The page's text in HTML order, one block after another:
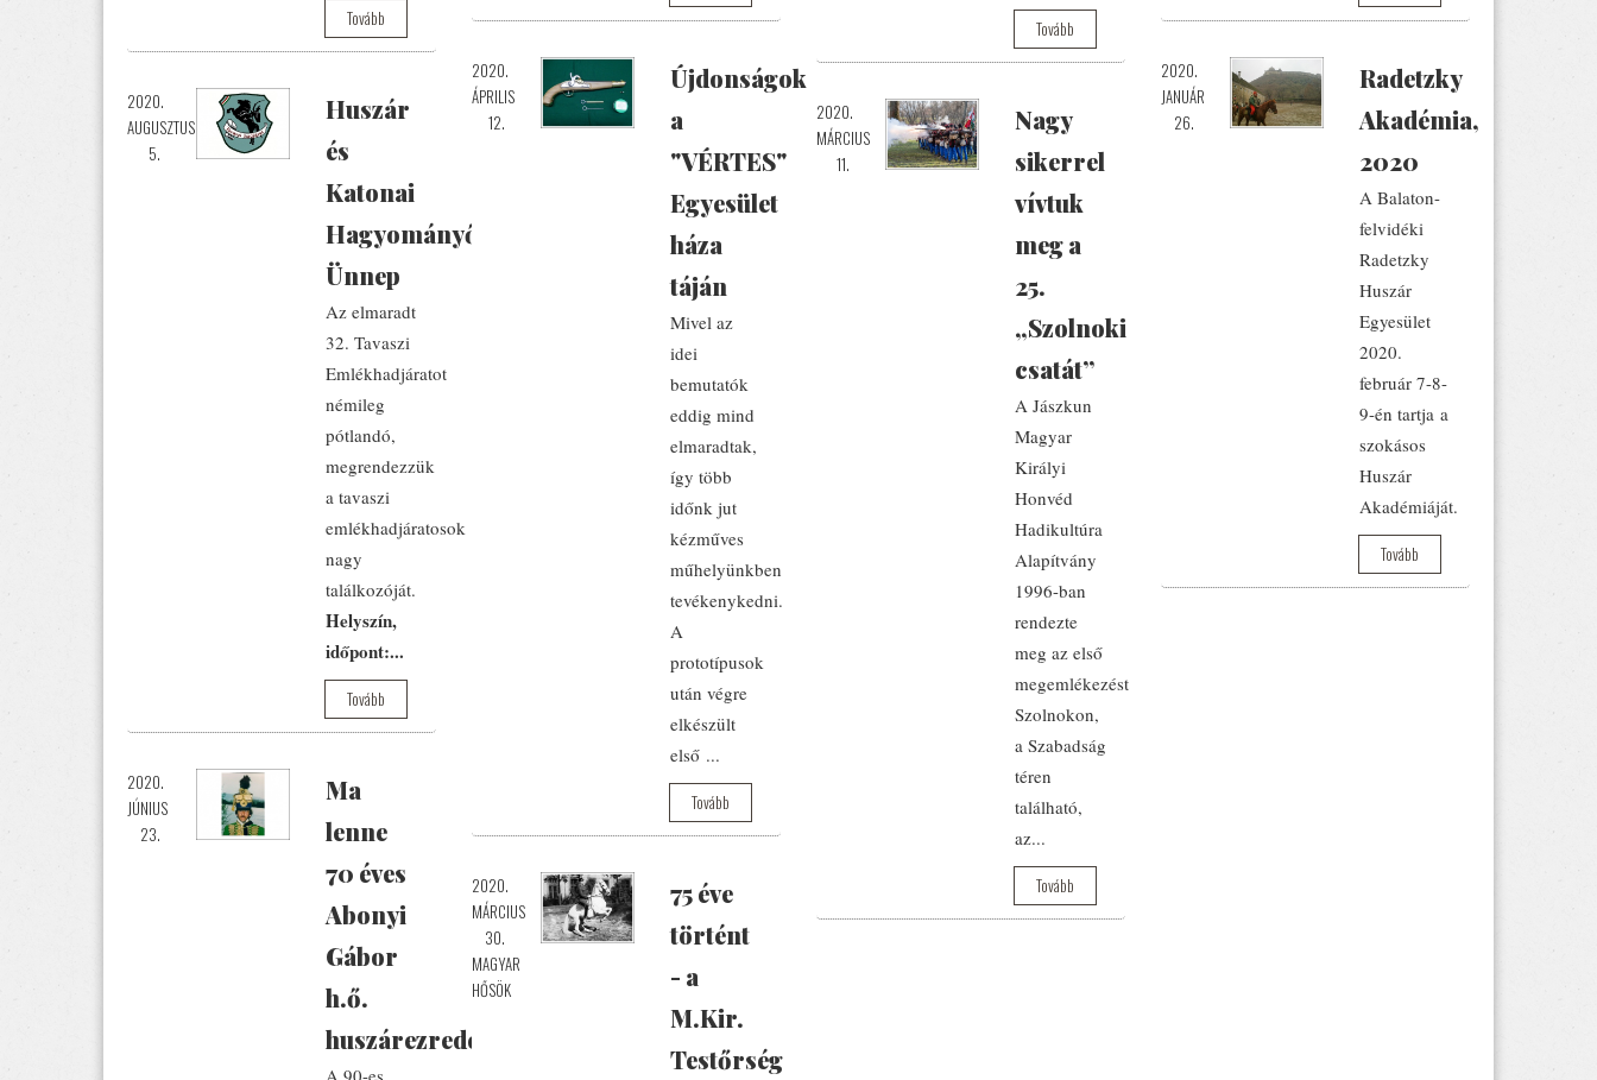
Tovább
2020.
AUGUSZTUS
5.
Huszár
és
Katonai
Hagyományőrző
Ünnep
Az elmaradt
32. Tavaszi
Emlékhadjáratot
némileg
pótlandó,
megrendezzük
a tavaszi
emlékhadjáratosok
nagy
találkozóját.
Helyszín,
időpont:...
Tovább
2020.
JÚNIUS
23.
Ma
lenne
70 éves
Abonyi
Gábor
h.ő.
huszárezredes
A 90-es
2020.
ÁPRILIS
12.
Újdonságok
a
"VÉRTES"
Egyesület
háza
táján
Mivel az
idei
bemutatók
eddig mind
elmaradtak,
így több
időnk jut
kézműves
műhelyünkben
tevékenykedni.
A
prototípusok
után végre
elkészült
első ...
Tovább
2020.
MÁRCIUS
30.
MAGYAR
HŐSÖK
75 éve
történt
- a
M.Kir.
Testőrség
Tovább
2020.
MÁRCIUS
11.
Nagy
sikerrel
vívtuk
meg a
25.
„Szolnoki
csatát”
A Jászkun
Magyar
Királyi
Honvéd
Hadikultúra
Alapítvány
1996-ban
rendezte
meg az első
megemlékezést
Szolnokon,
a Szabadság
téren
található,
az...
Tovább
2020.
JANUÁR
26.
Radetzky
Akadémia,
2020
A Balaton-
felvidéki
Radetzky
Huszár
Egyesület
2020.
február 7-8-
9-én tartja a
szokásos
Huszár
Akadémiáját.
Tovább